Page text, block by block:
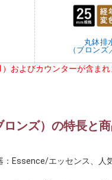
丸鉢排
（ブロンズ
およびカウンターが含まれ
ンズ）の特長と
Essence/エッセンス、人